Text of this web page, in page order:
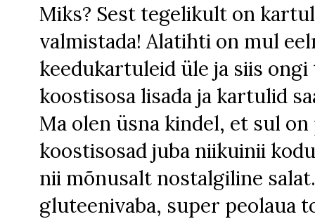
Miks? Sest tegelikult on
valmistada! Alatihti on mul
keedukartuleid üle ja siis
koostisosa lisada ja kartulid
Ma olen üsna kindel, et sul
koostisosad juba niikuinii
nii mõnusalt nostalgiline
gluteenivaba, super peolaua